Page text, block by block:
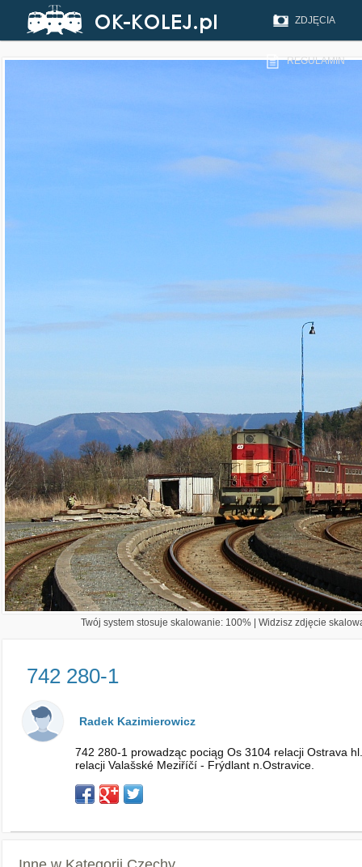
ZDJĘCIA
REGULAMIN
Twój system stosuje skalowanie: 100% | Widzisz zdjęcie
742 280-1
Radek Kazimierowicz
742 280-1 prowadząc pociąg Os 3104 relacji Ostrava
relacji Valašské Meziříčí - Frýdlant n.Ostravice.